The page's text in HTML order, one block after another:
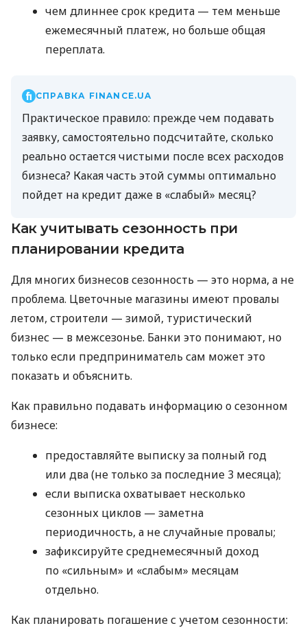
чем длиннее срок кредита — тем меньше
ежемесячный платеж, но больше общая
переплата.
СПРАВКА FINANCE.UA
Практическое правило: прежде чем подавать
заявку, самостоятельно подсчитайте, сколько
реально остается чистыми после всех расходов
бизнеса? Какая часть этой суммы оптимально
пойдет на кредит даже в «слабый» месяц?
Как учитывать сезонность при
планировании кредита
Для многих бизнесов сезонность — это норма, а не
проблема. Цветочные магазины имеют провалы
летом, строители — зимой, туристический
бизнес — в межсезонье. Банки это понимают, но
только если предприниматель сам может это
показать и объяснить.
Как правильно подавать информацию о сезонном
бизнесе:
предоставляйте выписку за полный год
или два (не только за последние 3 месяца);
если выписка охватывает несколько
сезонных циклов — заметна
периодичность, а не случайные провалы;
зафиксируйте среднемесячный доход
по «сильным» и «слабым» месяцам
отдельно.
Как планировать погашение с учетом сезонности: